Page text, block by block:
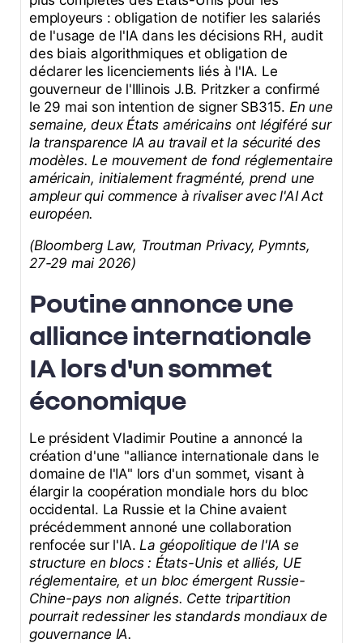
employeurs : obligation de notifier les salariés
de l'usage de l'IA dans les décisions RH, audit
des biais algorithmiques et obligation de
déclarer les licenciements liés à l'IA. Le
gouverneur de l'Illinois J.B. Pritzker a confirmé
le 29 mai son intention de signer SB315. En une
semaine, deux États américains ont légiféré sur
la transparence IA au travail et la sécurité des
modèles. Le mouvement de fond réglementaire
américain, initialement fragménté, prend une
ampleur qui commence à rivaliser avec l'AI Act
européen.
(Bloomberg Law, Troutman Privacy, Pymnts,
27-29 mai 2026)
Poutine annonce une
alliance internationale
IA lors d'un sommet
économique
Le président Vladimir Poutine a annoncé la
création d'une "alliance internationale dans le
domaine de l'IA" lors d'un sommet, visant à
élargir la coopération mondiale hors du bloc
occidental. La Russie et la Chine avaient
précédemment annoné une collaboration
renfocée sur l'IA. La géopolitique de l'IA se
structure en blocs : États-Unis et alliés, UE
réglementaire, et un bloc émergent Russie-
Chine-pays non alignés. Cette tripartition
pourrait redessiner les standards mondiaux de
gouvernance IA.